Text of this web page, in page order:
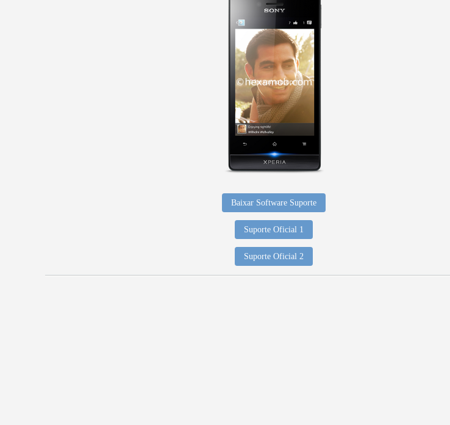
Baixar Software Suporte
Suporte Oficial 1
Suporte Oficial 2